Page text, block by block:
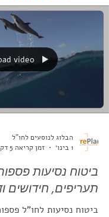
video
הבלוג לנוסעים לחו"ל
1 בינו׳
זמן קריאה 5 דקות
תעריפים, חידושים